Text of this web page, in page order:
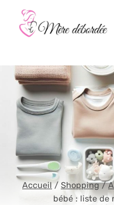
contenu
Accueil / Shopping /
bébé : liste de